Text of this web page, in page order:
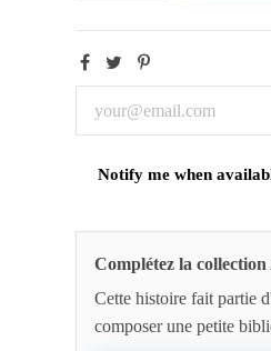
Complétez la
Cette histoire fait partie
composer une petite